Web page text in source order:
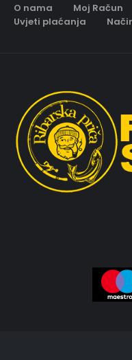
O nama Moj Račun
Uvjeti plaćanja